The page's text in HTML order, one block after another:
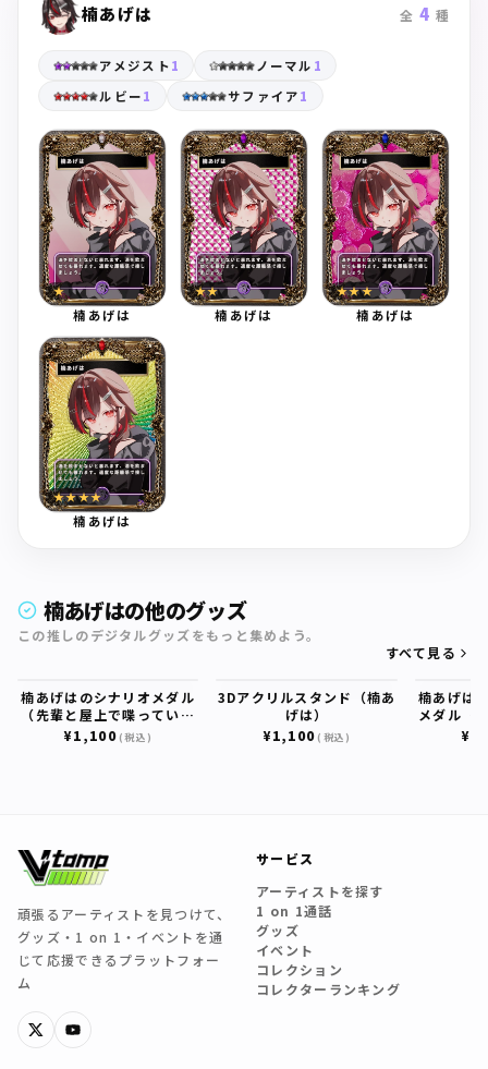
楠あげは 全4 種
アメジスト1 ノーマル 1
ルビー1 サファイア1
★
楠あげは
★★
楠あげは
★★★
楠あげは
★★★★
楠あげは
楠あげはの他のグッズ
この推しのデジタルグッズをもっと集めよう。
すべて見る
楠あげはのシナリオメダル
（先輩と屋上で喋っていた
ら、急にドキドキしてき
て…）
¥1,100(税込)
3Dアクリルスタンド（楠あ
げは）
¥1,100(税込)
楠あげは
メダル（
がか
頑張るアーティストを見つけて、
グッズ・1 on 1・イベントを通
じて応援できるプラットフォー
ム
サービス
アーティストを探す
1 on 1通話
グッズ
イベント
コレクション
コレクターランキング